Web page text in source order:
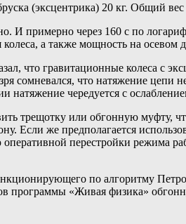
(эксцентрика) 20 кг. Общий вес
И примерно через 160 с по
а также мощность на осевом
что гравитационные колеса с
сомневался, что натяжение
натяжение чередуется с
трещотку или обгонную муфту,
Если же предполагается
перестройки режима
по алгоритму
программы «Живая физика»